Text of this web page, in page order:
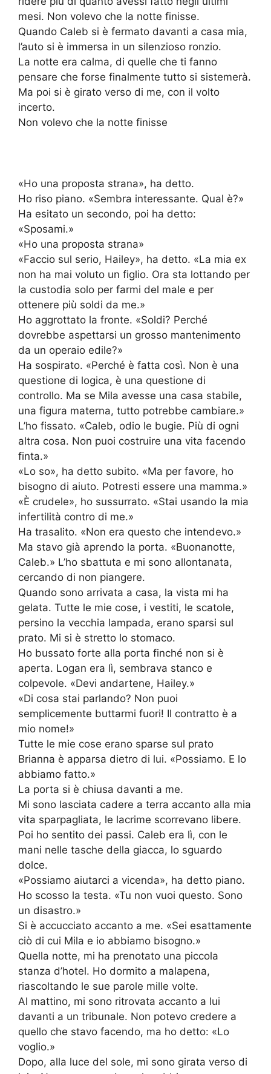
mesi. Non volevo che la notte finisse.
Quando Caleb si è fermato davanti a casa mia,
l’auto si è immersa in un silenzioso ronzio.
La notte era calma, di quelle che ti fanno
pensare che forse finalmente tutto si sistemerà.
Ma poi si è girato verso di me, con il volto
incerto.
Non volevo che la notte finisse
«Ho una proposta strana», ha detto.
Ho riso piano. «Sembra interessante. Qual è?»
Ha esitato un secondo, poi ha detto:
«Sposami.»
«Ho una proposta strana»
«Faccio sul serio, Hailey», ha detto. «La mia ex
non ha mai voluto un figlio. Ora sta lottando per
la custodia solo per farmi del male e per
ottenere più soldi da me.»
Ho aggrottato la fronte. «Soldi? Perché
dovrebbe aspettarsi un grosso mantenimento
da un operaio edile?»
Ha sospirato. «Perché è fatta così. Non è una
questione di logica, è una questione di
controllo. Ma se Mila avesse una casa stabile,
una figura materna, tutto potrebbe cambiare.»
L’ho fissato. «Caleb, odio le bugie. Più di ogni
altra cosa. Non puoi costruire una vita facendo
finta.»
«Lo so», ha detto subito. «Ma per favore, ho
bisogno di aiuto. Potresti essere una mamma.»
«È crudele», ho sussurrato. «Stai usando la mia
infertilità contro di me.»
Ha trasalito. «Non era questo che intendevo.»
Ma stavo già aprendo la porta. «Buonanotte,
Caleb.» L’ho sbattuta e mi sono allontanata,
cercando di non piangere.
Quando sono arrivata a casa, la vista mi ha
gelata. Tutte le mie cose, i vestiti, le scatole,
persino la vecchia lampada, erano sparsi sul
prato. Mi si è stretto lo stomaco.
Ho bussato forte alla porta finché non si è
aperta. Logan era lì, sembrava stanco e
colpevole. «Devi andartene, Hailey.»
«Di cosa stai parlando? Non puoi
semplicemente buttarmi fuori! Il contratto è a
mio nome!»
Tutte le mie cose erano sparse sul prato
Brianna è apparsa dietro di lui. «Possiamo. E lo
abbiamo fatto.»
La porta si è chiusa davanti a me.
Mi sono lasciata cadere a terra accanto alla mia
vita sparpagliata, le lacrime scorrevano libere.
Poi ho sentito dei passi. Caleb era lì, con le
mani nelle tasche della giacca, lo sguardo
dolce.
«Possiamo aiutarci a vicenda», ha detto piano.
Ho scosso la testa. «Tu non vuoi questo. Sono
un disastro.»
Si è accucciato accanto a me. «Sei esattamente
ciò di cui Mila e io abbiamo bisogno.»
Quella notte, mi ha prenotato una piccola
stanza d’hotel. Ho dormito a malapena,
riascoltando le sue parole mille volte.
Al mattino, mi sono ritrovata accanto a lui
davanti a un tribunale. Non potevo credere a
quello che stavo facendo, ma ho detto: «Lo
voglio.»
Dopo, alla luce del sole, mi sono girata verso di